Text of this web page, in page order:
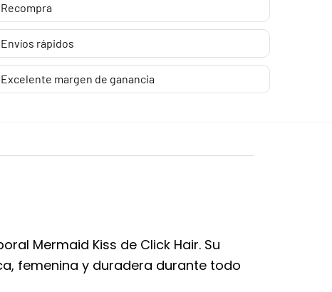
Recompra
Envíos rápidos
Excelente margen de ganancia
Mermaid Kiss de Click Hair. Su
femenina y duradera durante todo